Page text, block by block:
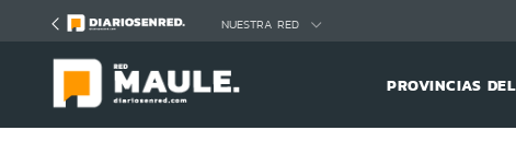
NUESTRA RED
PROVINCIAS